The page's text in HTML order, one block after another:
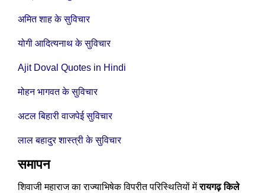
अमित शाह के सुविचार
योगी आदित्यनाथ के सुविचार
Ajit Doval Quotes in Hindi
मोहन भागवत के सुविचार
अटल बिहारी वाजपेई सुविचार
लाल बहादुर शास्त्री के सुविचार
समापन
शिवाजी महाराज का राज्याभिषेक विपरीत परिस्थितियों मेंरायगढ़ किले